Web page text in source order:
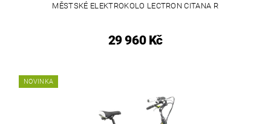
MĚSTSKÉ ELEKTROKOLO LECTRON CITANA R
29 960 Kč
NOVINKA